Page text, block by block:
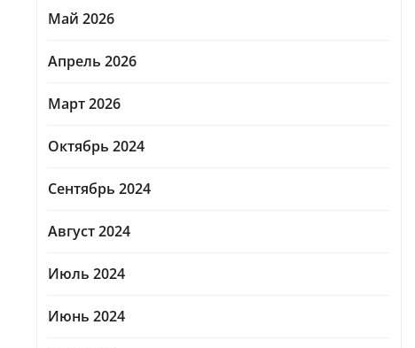
Май 2026
Апрель 2026
Март 2026
Октябрь 2024
Сентябрь 2024
Август 2024
Июль 2024
Июнь 2024